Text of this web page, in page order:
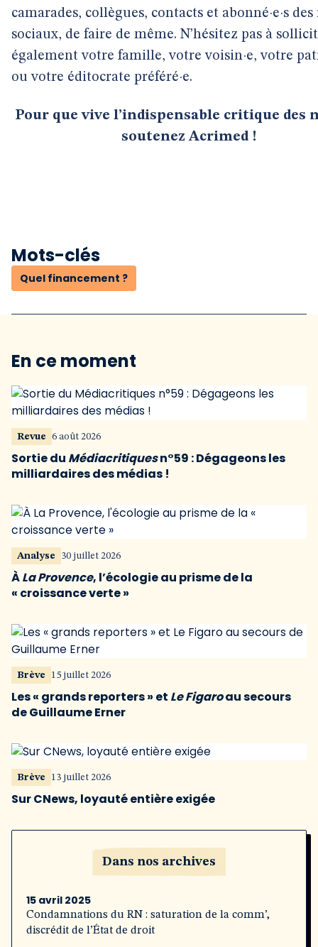
camarades, collègues, contacts et abonné·e·s des
sociaux, de faire de même. N’hésitez pas à
également votre famille, votre voisin·e, votre
ou votre éditocrate préféré·e.
Pour que vive l’indispensable critique des
soutenez Acrimed !
Mots-clés
Quel financement ?
En ce moment
Revue 6 août 2026
Sortie du Médiacritiquesn°59 : Dégageons les
milliardaires des médias !
Analyse 30 juillet 2026
ÀLa Provence, l’écologie au prisme de la
« croissance verte »
Brève 15 juillet 2026
Les « grands reporters » et Le Figaroau secours
de Guillaume Erner
Brève 13 juillet 2026
Sur CNews, loyauté entière exigée
Dans nos archives
15 avril 2025
Condamnations du RN : saturation de la comm’,
discrédit de l’État de droit